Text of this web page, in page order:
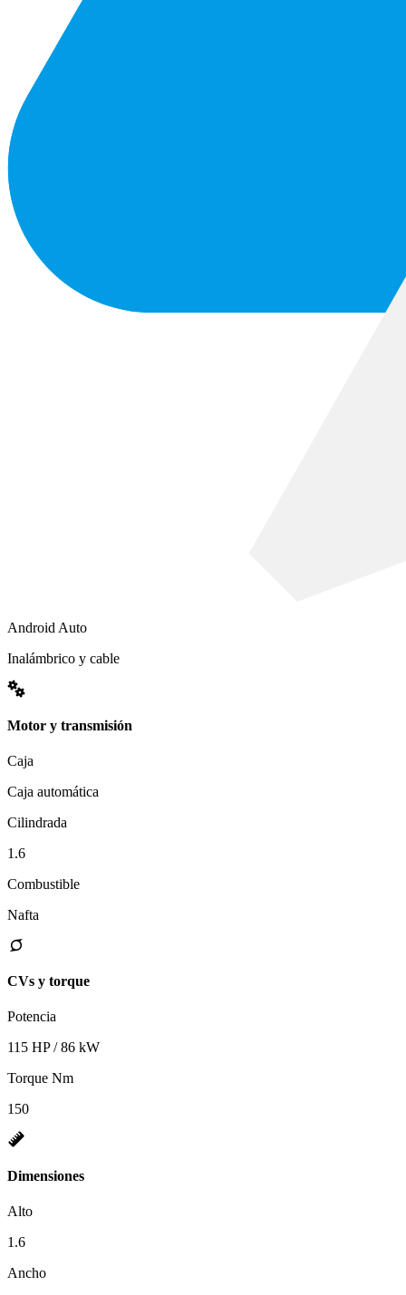
Android Auto
Inalámbrico y cable
Motor y transmisión
Caja
Caja automática
Cilindrada
1.6
Combustible
Nafta
CVs y torque
Potencia
115 HP / 86 kW
Torque Nm
150
Dimensiones
Alto
1.6
Ancho